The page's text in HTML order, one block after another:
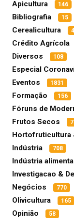
Apicultura 146
Bibliografia 15
Cerealicultura
Crédito Agrícola
Diversos 108
Especial
Eventos 1831
Formação 156
Fóruns de
Frutos Secos
Hortofruticultura
Indústria 708
Indústria
Investigacao &
Negócios 770
Olivicultura 165
Opinião 58